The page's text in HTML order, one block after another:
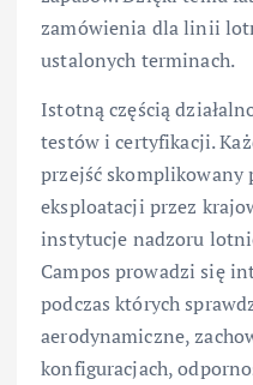
zamówienia dla linii
ustalonych terminach.
Istotną częścią
testów i certyfikacji.
przejść skomplikowany
eksploatacji przez
instytucje nadzoru
Campos prowadzi się
podczas których
aerodynamiczne,
konfiguracjach,